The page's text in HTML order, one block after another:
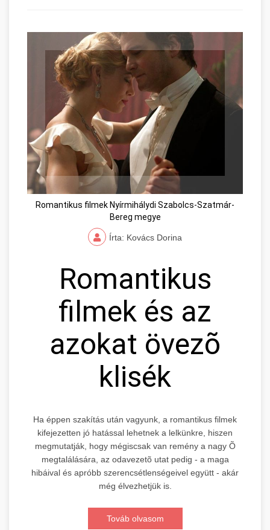
Romantikus filmek Nyírmihálydi Szabolcs-Szatmár-
Bereg megye
Írta: Kovács Dorina
Romantikus
filmek és az
azokat övezõ
klisék
Ha éppen szakítás után vagyunk, a romantikus filmek
kifejezetten jó hatással lehetnek a lelkünkre, hiszen
megmutatják, hogy mégiscsak van remény a nagy Õ
megtalálására, az odavezetõ utat pedig - a maga
hibáival és apróbb szerencsétlenségeivel együtt - akár
még élvezhetjük is.
Továb olvasom